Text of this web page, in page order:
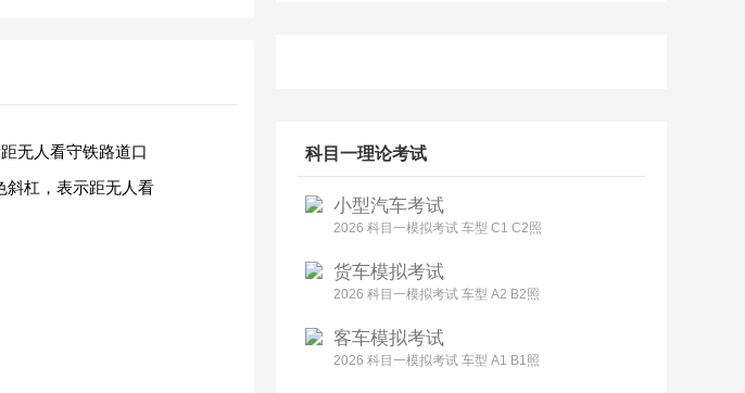
无人看守铁路道口
斜杠，表示距无人看
科目一理论考试
小型汽车考试
2026 科目一模拟考试 车型 C1 C2照
货车模拟考试
2026 科目一模拟考试 车型 A2 B2照
客车模拟考试
2026 科目一模拟考试 车型 A1 B1照